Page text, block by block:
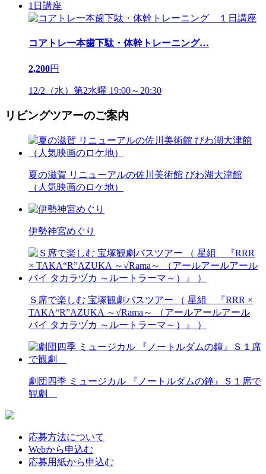
1日講座
コアトレ一本歯下駄・体幹トレーニング…
2,200円
12/2（水）第2水曜 19:00～20:30
リビングツアーのご案内
夏の滋賀 リニューアルの佐川美術館 びわ湖大津館
（人気映画のロケ地）
伊勢神宮めぐり
Ｓ席で楽しむ 宝塚観劇バスツアー （ 星組 『RRR ×
TAKA“R”AZUKA ～√Rama～ （アールアールアール
バイ タカラヅカ ～ルートラーマ～）』 ）
劇団四季 ミュージカル 『ノートルダムの鐘』Ｓ１席で
観劇
応募方法について
Webから申込む
応募用紙から申込む